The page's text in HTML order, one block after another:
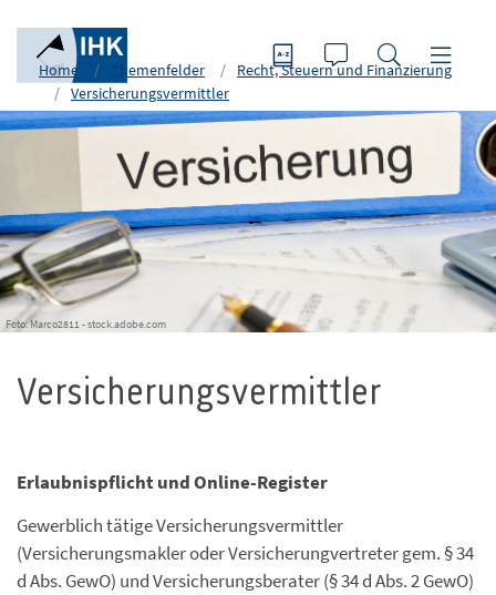
Home Themenfelder
Recht, Steuern und Finanzierung
Versicherungsvermittler
Foto: Marco2811 - stock.adobe.com
Versicherungsvermittler
Erlaubnispflicht und Online-Register
Gewerblich tätige Versicherungsvermittler
(Versicherungsmakler oder Versicherungvertreter gem. § 34
d Abs. GewO) und Versicherungsberater (§ 34 d Abs. 2 GewO)